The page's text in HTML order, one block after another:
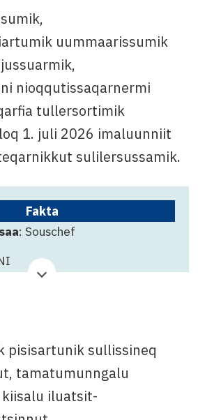
uummaarissumik
nioqqutissaqarnermi
tullersortimik
1. juli 2026 imaluunniit
sulilersussamik.
Fakta
: Souschef
pisisartunik sullissineq
tamatumunngalu
iluatsit-